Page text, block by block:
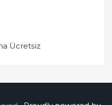
Ücretsiz